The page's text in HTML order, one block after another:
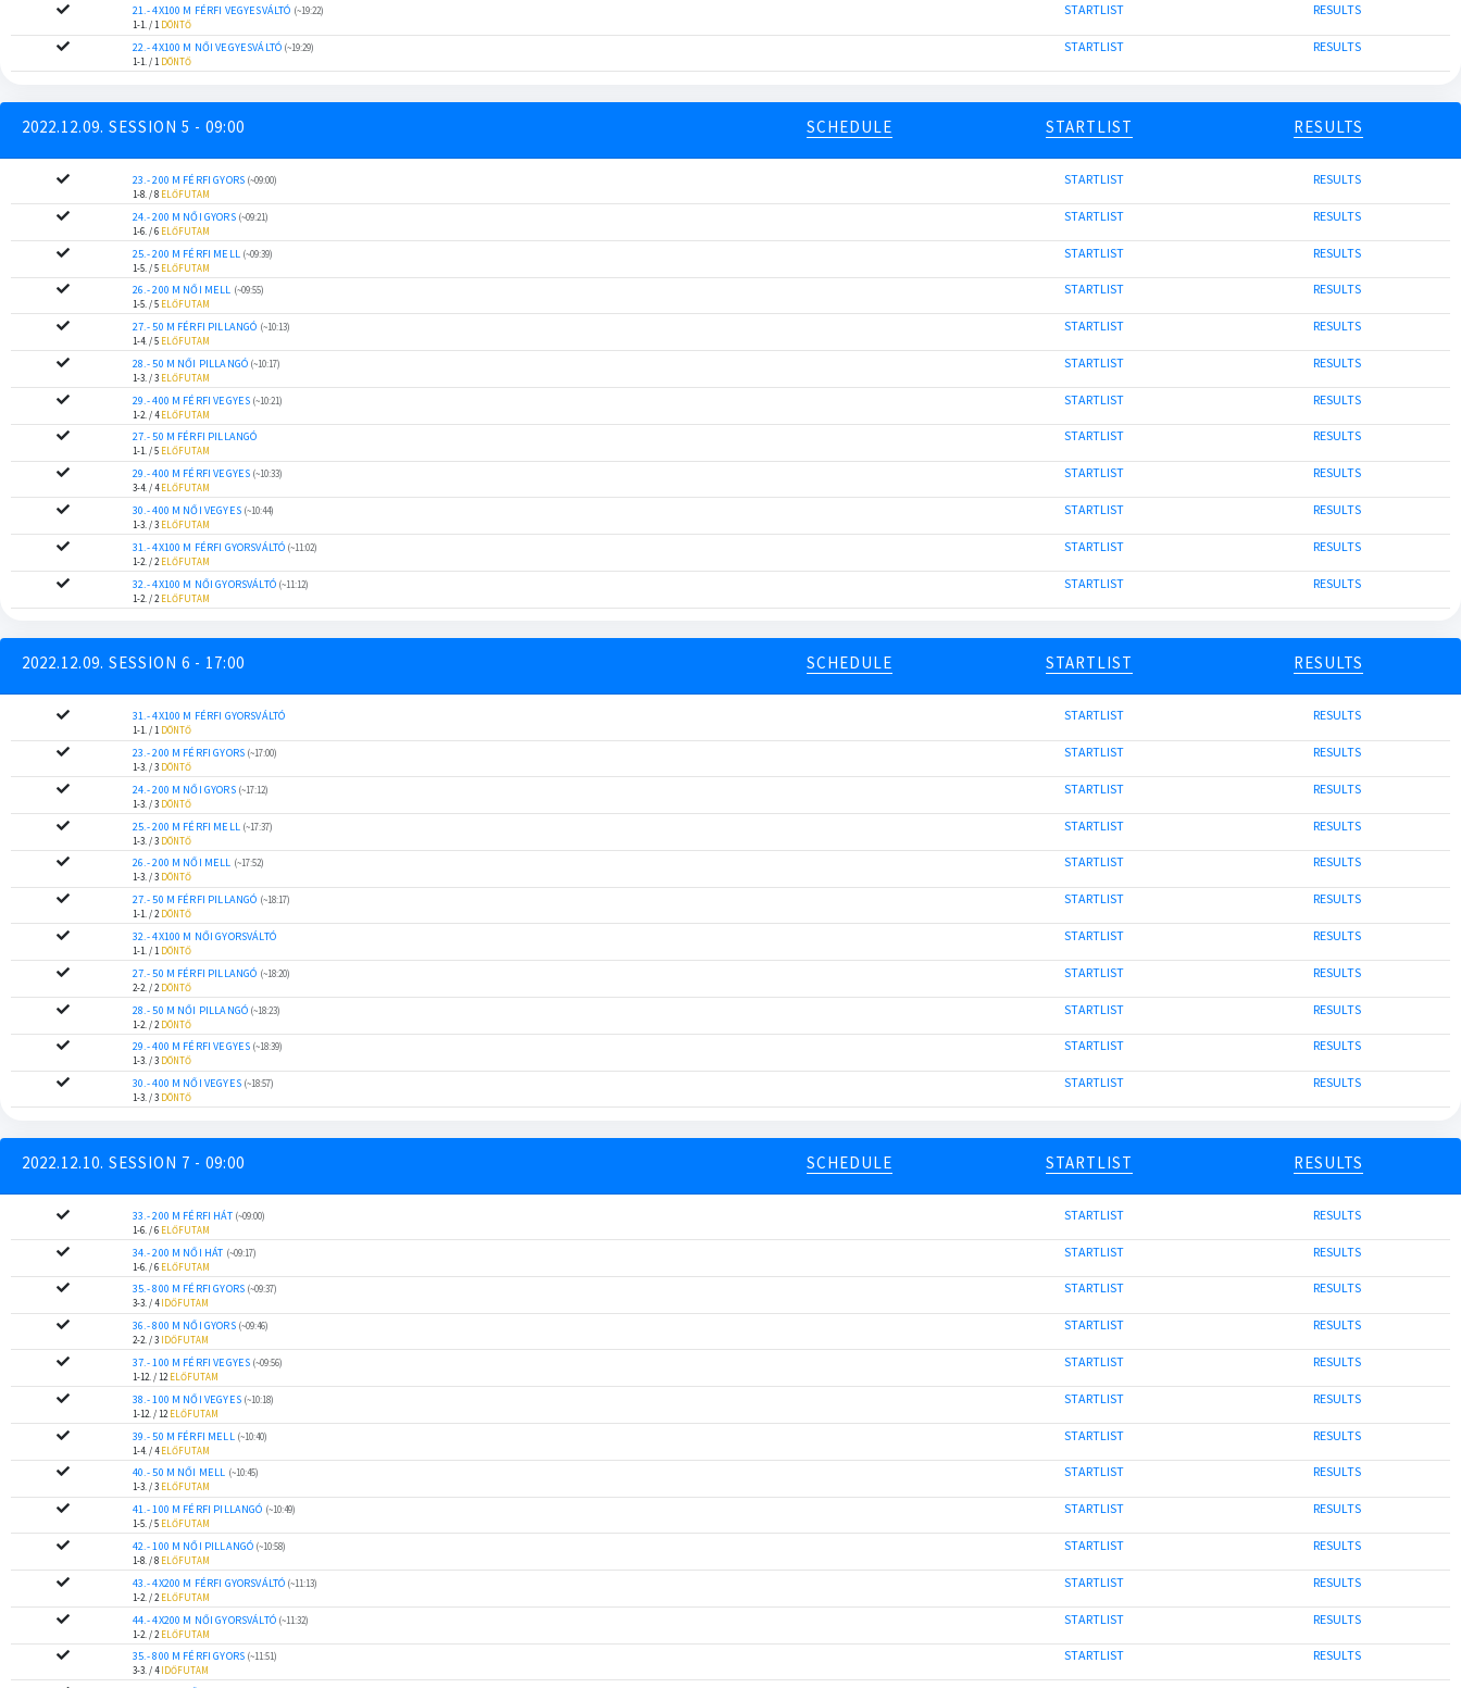
21.- 4X100 M FÉRFI VEGYESVÁLTÓ (~19:22)
1-1. / 1 DÖNTŐ
STARTLIST RESULTS
22.- 4X100 M NŐI VEGYESVÁLTÓ (~19:29)
1-1. / 1 DÖNTŐ
STARTLIST RESULTS
2022.12.09. SESSION 5 - 09:00 SCHEDULE STARTLIST RESULTS
23.- 200 M FÉRFI GYORS (~09:00)
1-8. / 8 ELŐFUTAM
STARTLIST RESULTS
24.- 200 M NŐI GYORS (~09:21)
1-6. / 6 ELŐFUTAM
STARTLIST RESULTS
25.- 200 M FÉRFI MELL (~09:39)
1-5. / 5 ELŐFUTAM
STARTLIST RESULTS
26.- 200 M NŐI MELL (~09:55)
1-5. / 5 ELŐFUTAM
STARTLIST RESULTS
27.- 50 M FÉRFI PILLANGÓ (~10:13)
1-4. / 5 ELŐFUTAM
STARTLIST RESULTS
28.- 50 M NŐI PILLANGÓ (~10:17)
1-3. / 3 ELŐFUTAM
STARTLIST RESULTS
29.- 400 M FÉRFI VEGYES (~10:21)
1-2. / 4ELŐFUTAM
STARTLIST RESULTS
27.- 50 M FÉRFI PILLANGÓ
1-1. / 5 ELŐFUTAM
STARTLIST RESULTS
29.- 400 M FÉRFI VEGYES (~10:33)
3-4. / 4ELŐFUTAM
STARTLIST RESULTS
30.- 400 M NŐI VEGYES (~10:44)
1-3. / 3 ELŐFUTAM
STARTLIST RESULTS
31.- 4X100 M FÉRFI GYORSVÁLTÓ (~11:02)
1-2. / 2 ELŐFUTAM
STARTLIST RESULTS
32.- 4X100 M NŐI GYORSVÁLTÓ (~11:12)
1-2. / 2 ELŐFUTAM
STARTLIST RESULTS
2022.12.09. SESSION 6 - 17:00 SCHEDULE STARTLIST RESULTS
31.- 4X100 M FÉRFI GYORSVÁLTÓ
1-1. / 1 DÖNTŐ
STARTLIST RESULTS
23.- 200 M FÉRFI GYORS (~17:00)
1-3. / 3 DÖNTŐ
STARTLIST RESULTS
24.- 200 M NŐI GYORS (~17:12)
1-3. / 3 DÖNTŐ
STARTLIST RESULTS
25.- 200 M FÉRFI MELL (~17:37)
1-3. / 3 DÖNTŐ
STARTLIST RESULTS
26.- 200 M NŐI MELL (~17:52)
1-3. / 3 DÖNTŐ
STARTLIST RESULTS
27.- 50 M FÉRFI PILLANGÓ (~18:17)
1-1. / 2DÖNTŐ
STARTLIST RESULTS
32.- 4X100 M NŐI GYORSVÁLTÓ
1-1. / 1 DÖNTŐ
STARTLIST RESULTS
27.- 50 M FÉRFI PILLANGÓ (~18:20)
2-2. / 2 DÖNTŐ
STARTLIST RESULTS
28.- 50 M NŐI PILLANGÓ (~18:23)
1-2. / 2 DÖNTŐ
STARTLIST RESULTS
29.- 400 M FÉRFI VEGYES (~18:39)
1-3. / 3 DÖNTŐ
STARTLIST RESULTS
30.- 400 M NŐI VEGYES (~18:57)
1-3. / 3 DÖNTŐ
STARTLIST RESULTS
2022.12.10. SESSION 7 - 09:00 SCHEDULE STARTLIST RESULTS
33.- 200 M FÉRFI HÁT (~09:00)
1-6. / 6 ELŐFUTAM
STARTLIST RESULTS
34.- 200 M NŐI HÁT (~09:17)
1-6. / 6 ELŐFUTAM
STARTLIST RESULTS
35.- 800 M FÉRFI GYORS (~09:37)
3-3. / 4 IDŐFUTAM
STARTLIST RESULTS
36.- 800 M NŐI GYORS (~09:46)
2-2. / 3 IDŐFUTAM
STARTLIST RESULTS
37.- 100 M FÉRFI VEGYES (~09:56)
1-12. / 12 ELŐFUTAM
STARTLIST RESULTS
38.- 100 M NŐI VEGYES (~10:18)
1-12. / 12 ELŐFUTAM
STARTLIST RESULTS
39.- 50 M FÉRFI MELL (~10:40)
1-4. / 4ELŐFUTAM
STARTLIST RESULTS
40.- 50 M NŐI MELL (~10:45)
1-3. / 3 ELŐFUTAM
STARTLIST RESULTS
41.- 100 M FÉRFI PILLANGÓ (~10:49)
1-5. / 5 ELŐFUTAM
STARTLIST RESULTS
42.- 100 M NŐI PILLANGÓ (~10:58)
1-8. / 8 ELŐFUTAM
STARTLIST RESULTS
43.- 4X200 M FÉRFI GYORSVÁLTÓ (~11:13)
1-2. / 2 ELŐFUTAM
STARTLIST RESULTS
44.- 4X200 M NŐI GYORSVÁLTÓ (~11:32)
1-2. / 2 ELŐFUTAM
STARTLIST RESULTS
35.- 800 M FÉRFI GYORS (~11:51)
3-3. / 4IDŐFUTAM
STARTLIST RESULTS